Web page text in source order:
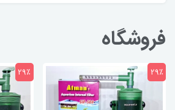
فروشگاه
29٪ 29٪